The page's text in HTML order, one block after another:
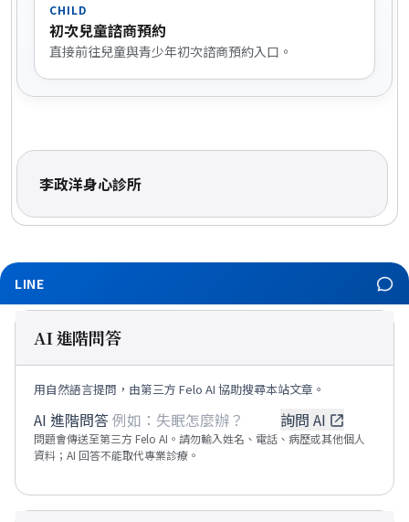
CHILD
初次兒童諮商預約
直接前往兒童與青少年初次諮商預約入口。
李政洋身心診所
LINE
AI 進階問答
用自然語言提問，由第三方 Felo AI 協助搜尋本站文章。
AI 進階問答 （可輸入自然語言問題；送出後會開啟 Felo
詢問 AI
問題會傳送至第三方 Felo AI。請勿輸入姓名、電話、病歷或其他個人
資料；AI 回答不能取代專業診療。